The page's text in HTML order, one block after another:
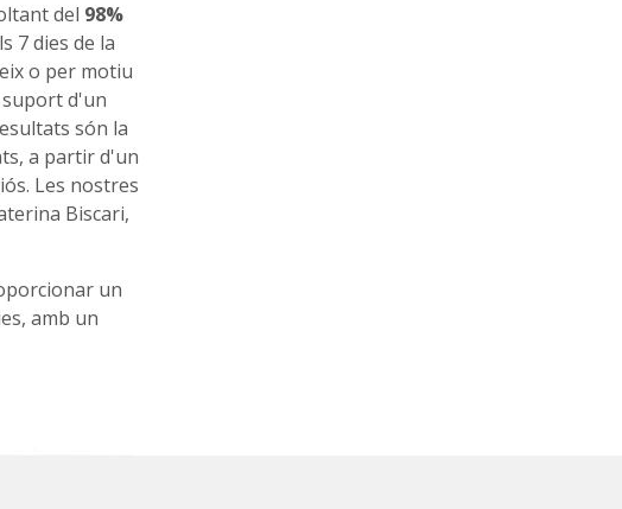
del 98%
7 dies de la
o per motiu
d'un
són la
a partir d'un
Les nostres
Biscari,
un
amb un